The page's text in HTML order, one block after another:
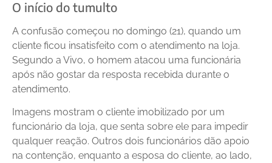
O início do tumulto
A confusão começou no domingo (21), quando um
cliente ficou insatisfeito com o atendimento na loja.
Segundo a Vivo, o homem atacou uma funcionária
após não gostar da resposta recebida durante o
atendimento.
Imagens mostram o cliente imobilizado por um
funcionário da loja, que senta sobre ele para impedir
qualquer reação. Outros dois funcionários dão apoio
na contenção, enquanto a esposa do cliente, ao lado,